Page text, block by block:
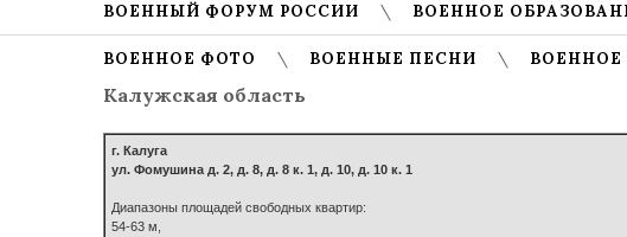
ВОЕННЫЙ ФОРУМ РОССИИ ВОЕННОЕ
ВОЕННОЕ ФОТО ВОЕННЫЕ ПЕСНИ ВОЕННОЕ
Калужская область
г. Калуга
ул. Фомушина д. 2, д. 8, д. 8 к. 1, д. 10, д. 10 к. 1
Диапазоны площадей свободных квартир:
54-63 м,